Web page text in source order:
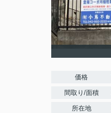
価格
間取り/面積
所在地